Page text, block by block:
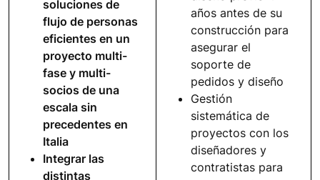
soluciones de
flujo de personas
eficientes en un
proyecto multi-
fase y multi-
socios de una
escala sin
precedentes en
Italia
Integrar las
distintas
años antes de su
construcción para
asegurar el
soporte de
pedidos y diseño
Gestión
sistemática de
proyectos con los
diseñadores y
contratistas para